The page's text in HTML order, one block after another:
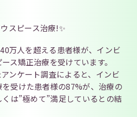
スピース治療!✨
万人を超える患者様が、インビ
ス矯正治療を受けています。
ンケート調査によると、インビ
受けた患者様の87%が、治療の
は”極めて”満足しているとの結